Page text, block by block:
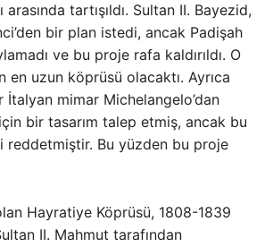
arasında tartışıldı. Sultan II. Bayezid,
bir plan istedi, ancak Padişah
ve bu proje rafa kaldırıldı. O
en uzun köprüsü olacaktı. Ayrıca
İtalyan mimar Michelangelo’dan
bir tasarım talep etmiş, ancak bu
reddetmiştir. Bu yüzden bu proje
Hayratiye Köprüsü, 1808-1839
II. Mahmut tarafından